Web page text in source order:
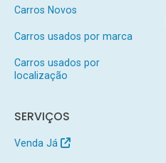
Carros Novos
Carros usados por marca
Carros usados por
localização
SERVIÇOS
Venda Já